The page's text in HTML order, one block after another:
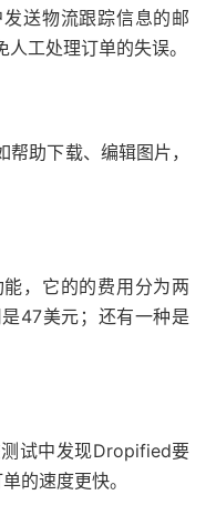
送物流跟踪信息的邮
工处理订单的失误。
助下载、编辑图片，
，它的的费用分为两
47美元；还有一种是
试中发现Dropified要
的速度更快。